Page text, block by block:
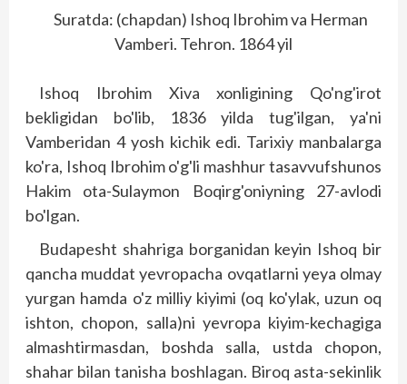
Suratda: (chapdan) Ishoq Ibrohim va Herman
Vamberi. Tehron. 1864 yil
Ishoq Ibrohim Xiva xonligining Qo'ng'irot
bekligidan bo'lib, 1836 yilda tug'ilgan, ya'ni
Vamberidan 4 yosh kichik edi. Tarixiy manbalarga
ko'ra, Ishoq Ibrohim o'g'li mashhur tasavvufshunos
Hakim ota-Sulaymon Boqirg'oniyning 27-avlodi
bo'lgan.
Budapesht shahriga borganidan keyin Ishoq bir
qancha muddat yevropacha ovqatlarni yeya olmay
yurgan hamda o'z milliy kiyimi (oq ko'ylak, uzun oq
ishton, chopon, salla)ni yevropa kiyim-kechagiga
almashtirmasdan, boshda salla, ustda chopon,
shahar bilan tanisha boshlagan. Biroq asta-sekinlik